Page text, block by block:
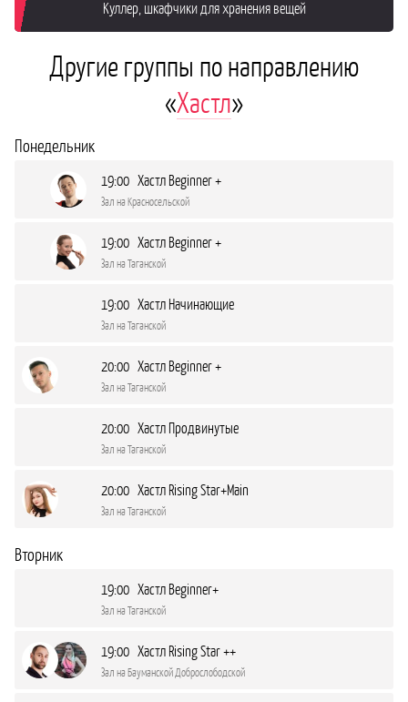
Куллер, шкафчики для хранения вещей
Другие группы по направлению
«Хастл»
Понедельник
19:00 Хастл Beginner +
Зал на Красносельской
19:00 Хастл Beginner +
Зал на Таганской
19:00 Хастл Начинающие
Зал на Таганской
20:00 Хастл Beginner +
Зал на Таганской
20:00 Хастл Продвинутые
Зал на Таганской
20:00 Хастл Rising Star+Main
Зал на Таганской
Вторник
19:00 Хастл Beginner+
Зал на Таганской
19:00 Хастл Rising Star ++
Зал на Бауманской Доброслободской